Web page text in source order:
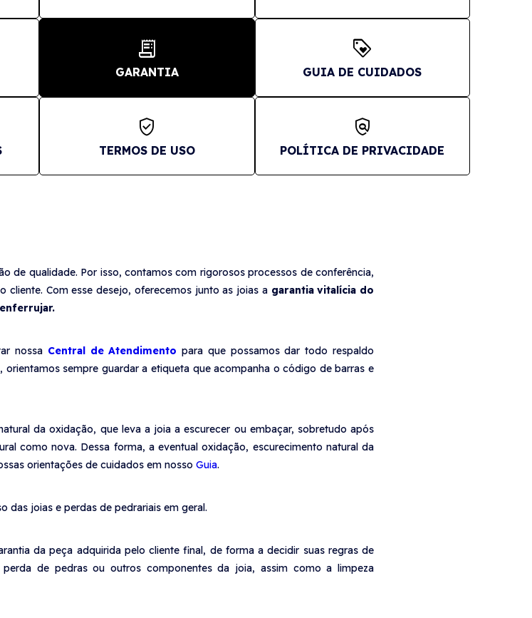
receipt_long
GARANTIA
loyalty
GUIA DE CUIDADOS
verified_user
TERMOS DE USO
policy
POLÍTICA DE PRIVACIDADE
de qualidade. Por isso, contamos com rigorosos processos de conferência,
Com esse desejo, oferecemos junto as joias a garantia vitalícia do
nossa Central de Atendimento para que possamos dar todo respaldo
sempre guardar a etiqueta que acompanha o código de barras e
da oxidação, que leva a joia a escurecer ou embaçar, sobretudo após
como nova. Dessa forma, a eventual oxidação, escurecimento natural da
orientações de cuidados em nosso Guia.
das joias e perdas de pedrariais em geral.
da peça adquirida pelo cliente final, de forma a decidir suas regras de
de pedras ou outros componentes da joia, assim como a limpeza